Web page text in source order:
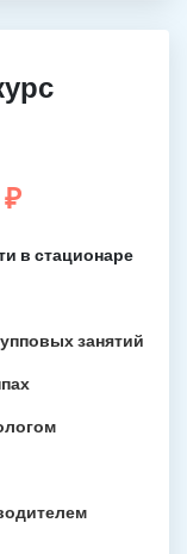
₽
в стационаре
занятий